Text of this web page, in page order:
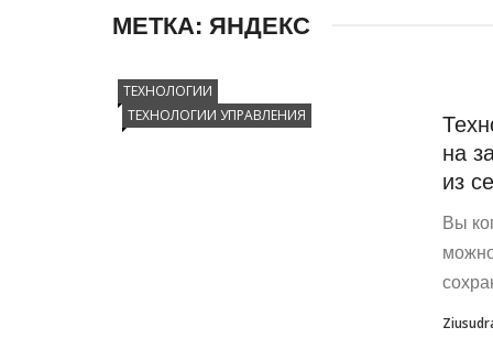
МЕТКА: ЯНДЕКС
ТЕХНОЛОГИИ
ТЕХНОЛОГИИ УПРАВЛЕНИЯ
на
из
Вы